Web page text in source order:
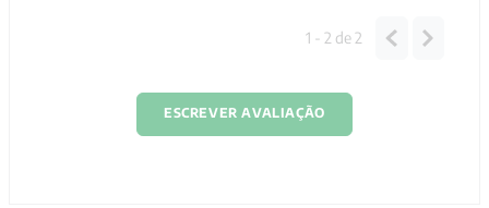
1 - 2 de2
ESCREVER AVALIAÇÃO